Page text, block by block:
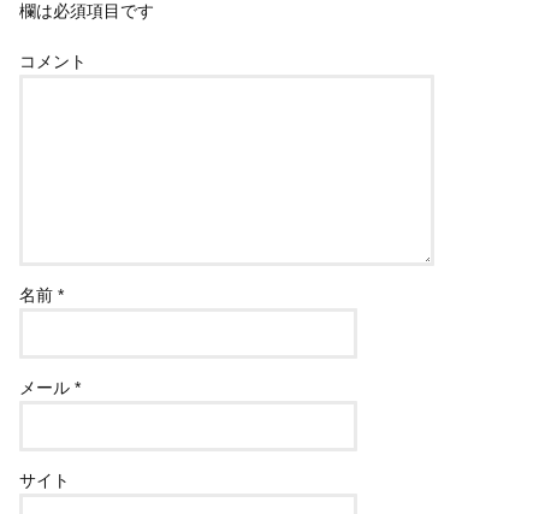
欄は必須項目です
コメント
名前*
メール*
サイト